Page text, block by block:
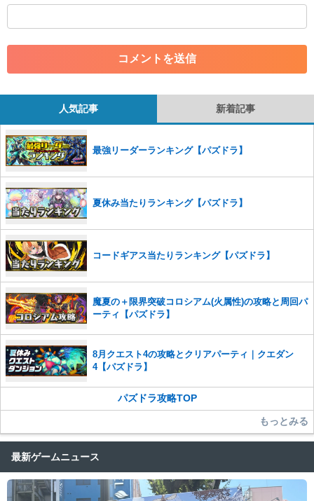
・アカウントの売買など金銭が絡む内容の投稿
・各ゲームのネタバレを含む内容の投稿
・その他、管理者が不適切と判断した投稿
だけますでしょうか。
コメントの削除を申請する※投稿内容を確認後、順次対応さ
せていただきます。ご了承ください。
※一度削除したコメントは復元ができませんのでご注意くだ
また、過度な利用規約の違反や、弊社に損害の及ぶ内容の書き込みがあ
った場合は、法的措置をとらせていただく場合もございますので、あら
かじめご理解くださいませ。
人気記事 新着記事
最強リーダーランキング【パズドラ】
夏休み当たりランキング【パズドラ】
コードギアス当たりランキング【パズドラ】
魔夏の＋限界突破コロシアム(火属性)の攻略と周回パ
ーティ【パズドラ】
8月クエスト4の攻略とクリアパーティ｜クエダン
4【パズドラ】
パズドラ攻略TOP
もっとみる
最新ゲームニュース